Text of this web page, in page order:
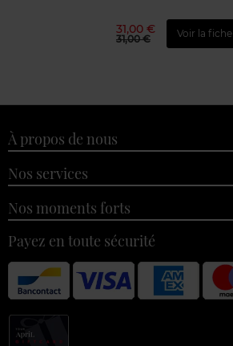
31,00 €
31,00 € Voir la fiche
À propos de nous
Nos services
Nos moments forts
Payez en toute sécurité